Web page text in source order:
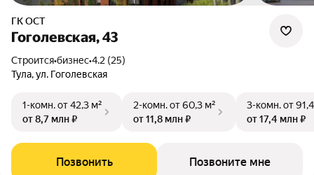
ГК ОСТ
Гоголевская, 43
Строится•бизнес•4.2 (25)
Тула, ул. Гоголевская
1-комн.от 42,3 м²
от 8,7 млн ₽
2-комн.от 60,3 м²
от 11,8 млн ₽
3-комн.от
от 17,4 млн ₽
Позвонить Позвоните мне